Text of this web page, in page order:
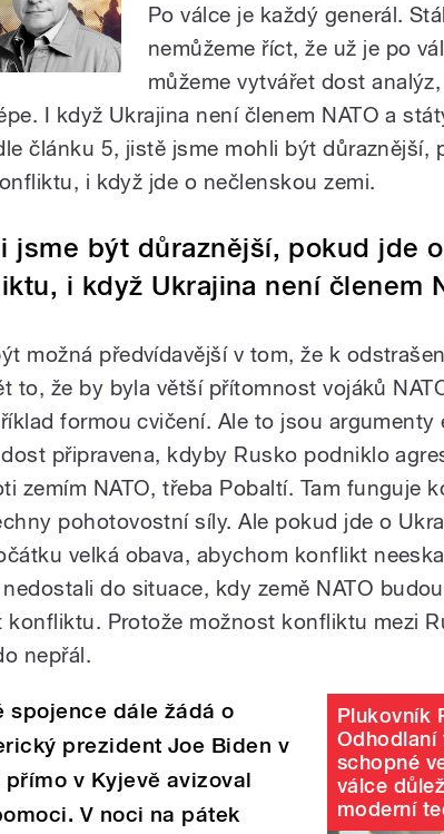
Po válce je každý generál.
nemůžeme říct, že už je po
můžeme vytvářet dost
I když Ukrajina není členem NATO a
článku 5, jistě jsme mohli být důraznější,
i když jde o nečlenskou zemi.
jsme být důraznější, pokud jde
i když Ukrajina není členem
možná předvídavější v tom, že k
to, že by byla větší přítomnost vojáků
formou cvičení. Ale to jsou argumenty
připravena, kdyby Rusko podniklo
zemím NATO, třeba Pobaltí. Tam funguje
pohotovostní síly. Ale pokud jde o
velká obava, abychom konflikt
do situace, kdy země NATO
konfliktu. Protože možnost konfliktu mezi
nepřál.
Plukovník
Odhodlaní
schopné
válce
moderní
spojence dále žádá o
prezident Joe Biden v
v Kyjevě avizoval
V noci na pátek